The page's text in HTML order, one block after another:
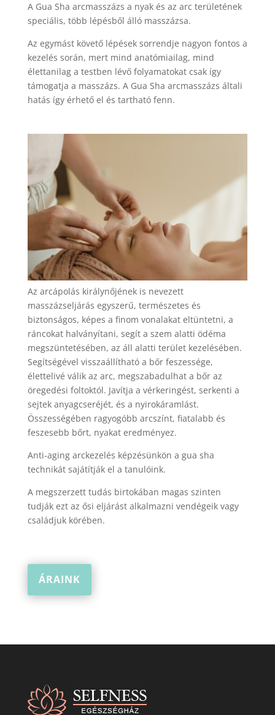
A Gua Sha arcmasszázs a nyak és az arc területének
speciális, több lépésből álló masszázsa.
Az egymást követő lépések sorrendje nagyon fontos a
kezelés során, mert mind anatómiailag, mind
élettanilag a testben lévő folyamatokat csak így
támogatja a masszázs. A Gua Sha arcmasszázs általi
hatás így érhető el és tartható fenn.
Az arcápolás királynőjénekis nevezett
masszázseljárás egyszerű, természetes és
biztonságos, képes a finom vonalakat eltüntetni, a
ráncokat halványítani, segít a szem alatti ödéma
megszüntetésében, az áll alatti terület kezelésében.
Segítségével visszaállítható a bőr feszessége,
élettelivé válik az arc, megszabadulhat a bőr az
öregedési foltoktól. Javítja a vérkeringést, serkenti a
sejtek anyagcseréjét, és a nyirokáramlást.
Összességében ragyogóbb arcszínt, fiatalabb és
feszesebb bőrt, nyakat eredményez.
Anti-aging arckezelés képzésünkön a gua sha
technikát sajátítják el a tanulóink.
A megszerzett tudás birtokában magas szinten
tudják ezt az ősi eljárást alkalmazni vendégeik vagy
családjuk körében.
ÁRAINK